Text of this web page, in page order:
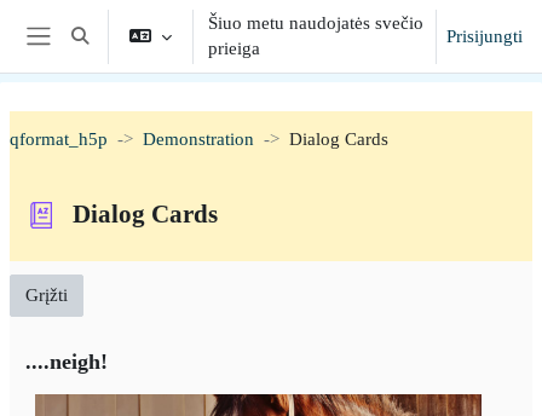
Pereiti į pagrindinį turinį
Šoninis skydelis
Toggle search input
Šiuo metu naudojatės svečio
prieiga
Prisijungti
qformat_h5p Demonstration Dialog Cards
Dialog Cards
Grįžti
....neigh!